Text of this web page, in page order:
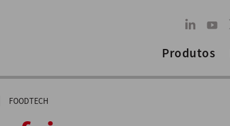
Produtos
FOODTECH